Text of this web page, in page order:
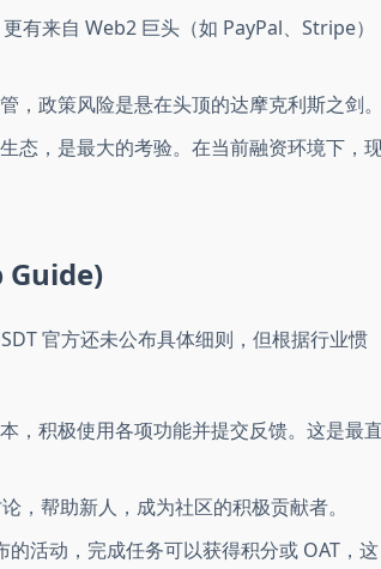
有来自 Web2 巨头（如 PayPal、Stripe）
，政策风险是悬在头顶的达摩克利斯之剑
态，是最大的考验。在当前融资环境下，
Guide)
官方还未公布具体细则，但根据行业惯
，积极使用各项功能并提交反馈。这是最
帮助新人，成为社区的积极贡献者。
活动，完成任务可以获得积分或 OAT，这